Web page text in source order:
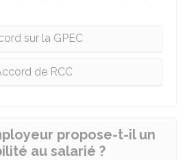
sur la GPEC
de RCC
propose-t-il un
au salarié ?